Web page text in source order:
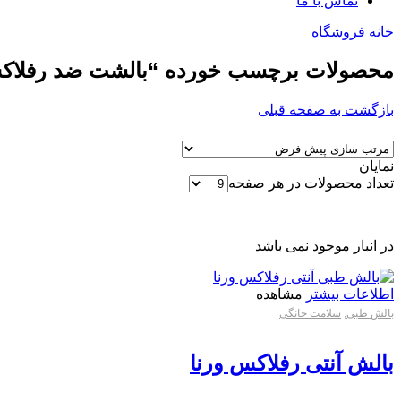
خانه فروشگاه
محصولات برچسب خورده “بالشت ضد
بازگشت به صفحه قبلی
نمایان
تعداد محصولات در هر صفحه
در انبار موجود نمی باشد
اطلاعات بیشتر مشاهده
بالش طبی, سلامت خانگی
بالش آنتی رفلاکس ورنا